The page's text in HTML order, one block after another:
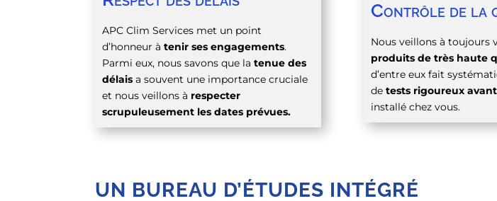
APC Clim Services met un point
d’honneur àtenir ses engagements.
Parmi eux, nous savons que latenue des
délais a souvent une importance cruciale
et nous veillons à respecter
scrupuleusement les dates prévues.
Contrôle de la
Nous veillons à toujours
produits de très haute
d’entre eux fait
de tests rigoureux
installé chez vous.
UN BUREAU D’ÉTUDES INTÉGRÉ